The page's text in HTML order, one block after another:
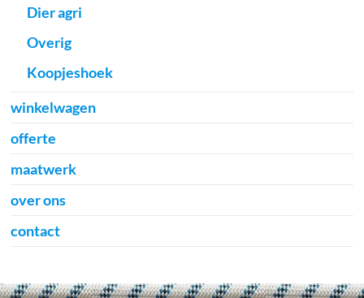
Dier agri
Overig
Koopjeshoek
winkelwagen
offerte
maatwerk
over ons
contact